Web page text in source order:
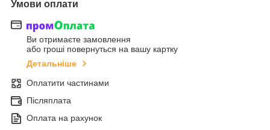
Умови оплати
Ви отримаєте замовлення
або гроші повернуться на вашу картку
Детальніше
Оплатити частинами
Післяплата
Оплата на рахунок